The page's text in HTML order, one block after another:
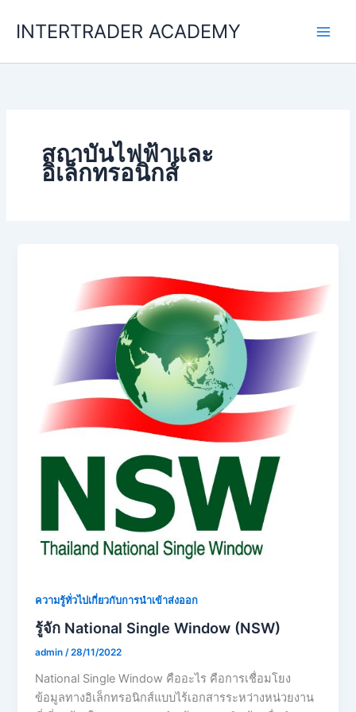
INTERTRADER ACADEMY
สถาบันไฟฟ้าและ
อิเล็กทรอนิกส์
ความรู้ทั่วไปเกี่ยวกับการนำเข้าส่งออก
รู้จัก National Single Window (NSW)
admin/28/11/2022
National Single Window คืออะไร คือการเชื่อมโยง
ข้อมูลทางอิเล็กทรอนิกส์แบบไร้เอกสารระหว่างหน่วยงาน